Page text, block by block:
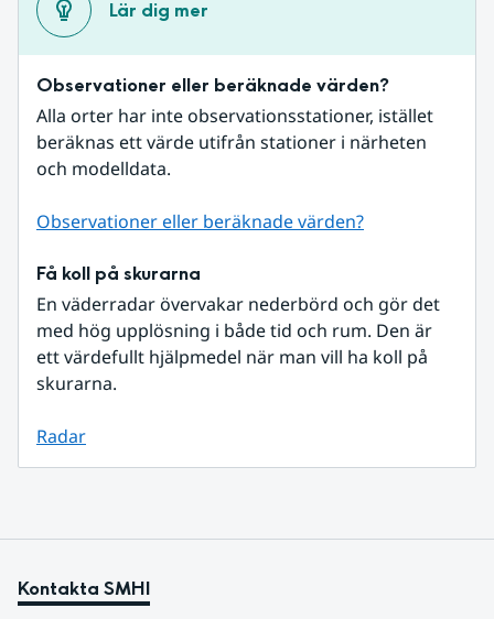
Lär dig mer
Observationer eller beräknade värden?
Alla orter har inte observationsstationer, istället
beräknas ett värde utifrån stationer i närheten
och modelldata.
Observationer eller beräknade värden?
Få koll på skurarna
En väderradar övervakar nederbörd och gör det
med hög upplösning i både tid och rum. Den är
ett värdefullt hjälpmedel när man vill ha koll på
skurarna.
Radar
Kontakta SMHI